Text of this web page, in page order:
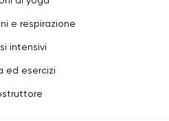
e respirazione
intensivi
ed esercizi